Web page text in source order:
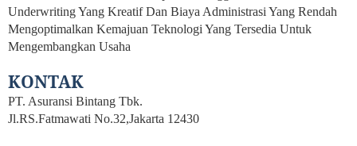
Underwriting Yang Kreatif Dan Biaya Administrasi Yang Rendah
Mengoptimalkan Kemajuan Teknologi Yang Tersedia Untuk
Mengembangkan Usaha
KONTAK
PT. Asuransi Bintang Tbk.
Jl.RS.Fatmawati No.32,Jakarta 12430